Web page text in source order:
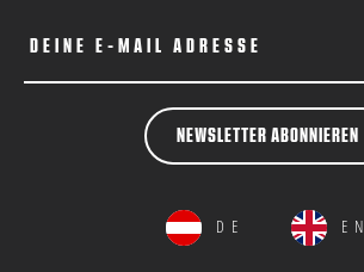
DEINE E-MAIL ADRESSE
NEWSLETTER ABONNIEREN
DE EN